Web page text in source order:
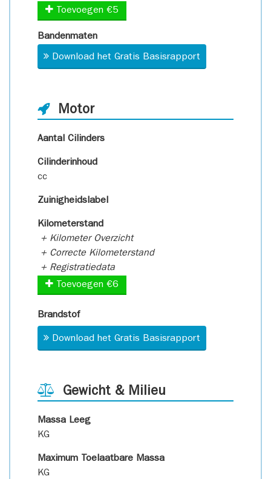
Toevoegen €5
Bandenmaten
Download het Gratis Basisrapport
Motor
Aantal Cilinders
Cilinderinhoud
cc
Zuinigheidslabel
Kilometerstand
+ Kilometer Overzicht
+ Correcte Kilometerstand
+ Registratiedata
Toevoegen €6
Brandstof
Download het Gratis Basisrapport
Gewicht & Milieu
Massa Leeg
KG
Maximum Toelaatbare Massa
KG